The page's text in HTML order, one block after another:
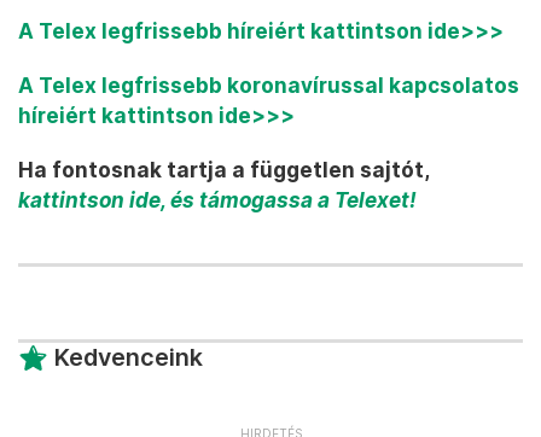
A Telex legfrissebb híreiért kattintson ide>>>
A Telex legfrissebb koronavírussal kapcsolatos
híreiért kattintson ide>>>
Ha fontosnak tartja a független sajtót,
kattintson ide, és támogassa a Telexet!
Kedvenceink